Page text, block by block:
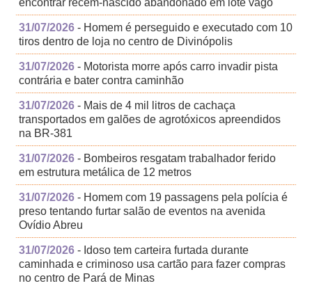
encontrar recém-nascido abandonado em lote vago
31/07/2026 - Homem é perseguido e executado com 10
tiros dentro de loja no centro de Divinópolis
31/07/2026 - Motorista morre após carro invadir pista
contrária e bater contra caminhão
31/07/2026 - Mais de 4 mil litros de cachaça
transportados em galões de agrotóxicos apreendidos
na BR-381
31/07/2026 - Bombeiros resgatam trabalhador ferido
em estrutura metálica de 12 metros
31/07/2026 - Homem com 19 passagens pela polícia é
preso tentando furtar salão de eventos na avenida
Ovídio Abreu
31/07/2026 - Idoso tem carteira furtada durante
caminhada e criminoso usa cartão para fazer compras
no centro de Pará de Minas